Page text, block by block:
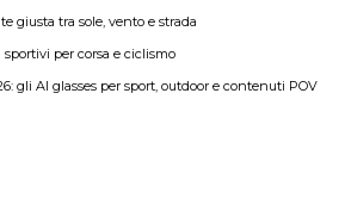
giusta tra sole, vento e strada
per corsa e ciclismo
gli AI glasses per sport, outdoor e contenuti POV